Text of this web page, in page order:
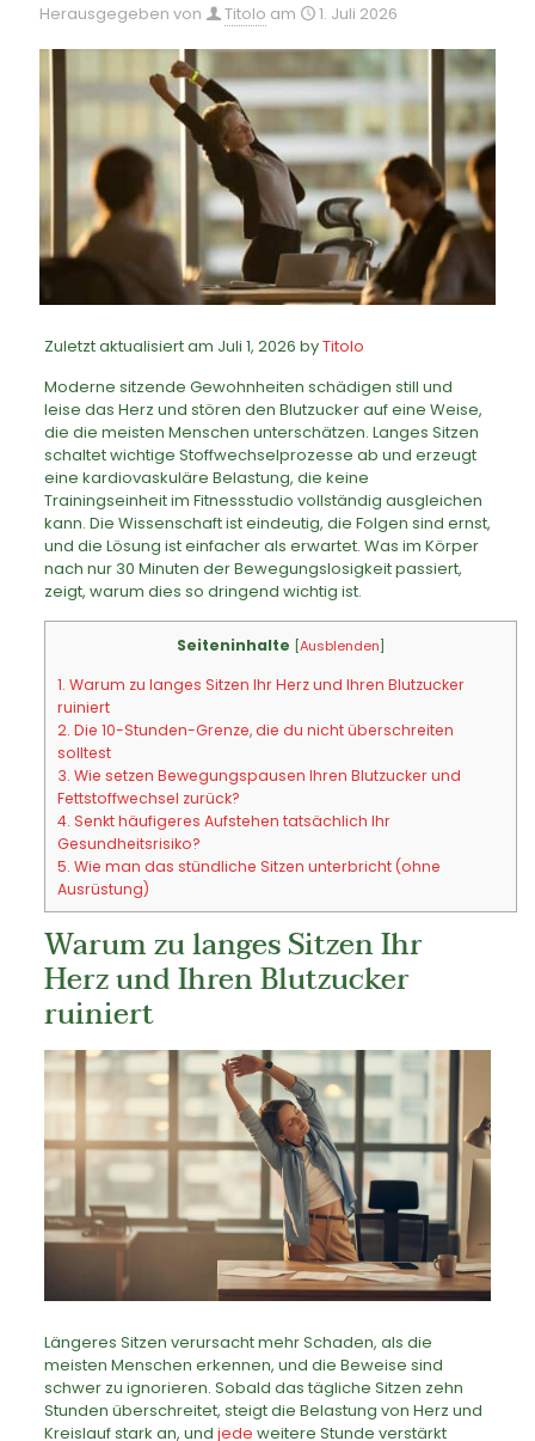
Herausgegeben von Titolo am 1. Juli 2026
Zuletzt aktualisiert am Juli 1, 2026 byTitolo
Moderne sitzende Gewohnheiten schädigen still und
leise das Herz und stören den Blutzucker auf eine Weise,
die die meisten Menschen unterschätzen. Langes Sitzen
schaltet wichtige Stoffwechselprozesse ab und erzeugt
eine kardiovaskuläre Belastung, die keine
Trainingseinheit im Fitnessstudio vollständig ausgleichen
kann. Die Wissenschaft ist eindeutig, die Folgen sind ernst,
und die Lösung ist einfacher als erwartet. Was im Körper
nach nur 30 Minuten der Bewegungslosigkeit passiert,
zeigt, warum dies so dringend wichtig ist.
Seiteninhalte [Ausblenden]
1. Warum zu langes Sitzen Ihr Herz und Ihren Blutzucker
ruiniert
2. Die 10-Stunden-Grenze, die du nicht überschreiten
solltest
3. Wie setzen Bewegungspausen Ihren Blutzucker und
Fettstoffwechsel zurück?
4. Senkt häufigeres Aufstehen tatsächlich Ihr
Gesundheitsrisiko?
5. Wie man das stündliche Sitzen unterbricht (ohne
Ausrüstung)
Warum zu langes Sitzen Ihr
Herz und Ihren Blutzucker
ruiniert
Längeres Sitzen verursacht mehr Schaden, als die
meisten Menschen erkennen, und die Beweise sind
schwer zu ignorieren. Sobald das tägliche Sitzen zehn
Stunden überschreitet, steigt die Belastung von Herz und
Kreislauf stark an, und jede weitere Stunde verstärkt